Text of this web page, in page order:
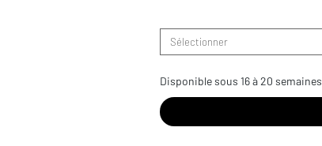
Sélectionner
Disponible sous 16 à 20 semaines